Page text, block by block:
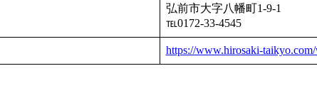
弘前市大字八幡町1-9-1
℡0172-33-4545
https://www.hirosaki-